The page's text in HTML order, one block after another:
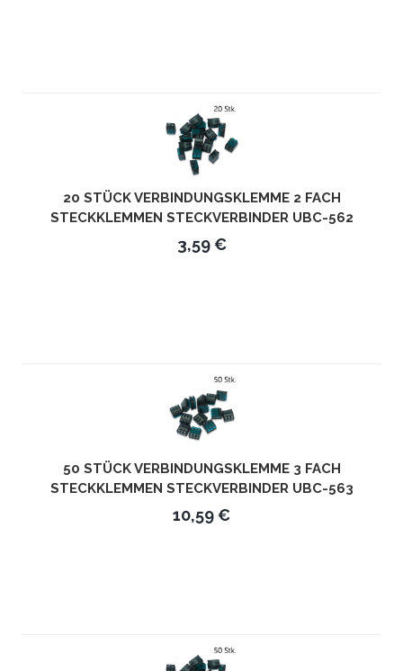
20 STÜCK VERBINDUNGSKLEMME 2 FACH
STECKKLEMMEN STECKVERBINDER UBC-562
3,59 €
50 STÜCK VERBINDUNGSKLEMME 3 FACH
STECKKLEMMEN STECKVERBINDER UBC-563
10,59 €